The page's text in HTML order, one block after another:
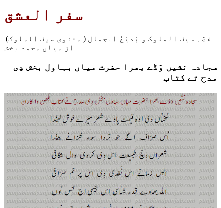
سفر العشق
از میاں محمد بخش
سجادہ نشیں وَڈے بھرا حضرت میاں بہاول بخش دِی
مدح تے کتاب